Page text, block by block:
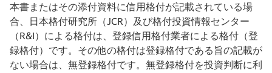
本書またはその添付資料に信用格付が記載されている場
合、日本格付研究所（JCR）及び格付投資情報センター
（R&I）による格付は、登録信用格付業者による格付（登
録格付）です。その他の格付は登録格付である旨の記載が
ない場合は、無登録格付です。無登録格付を投資判断に利